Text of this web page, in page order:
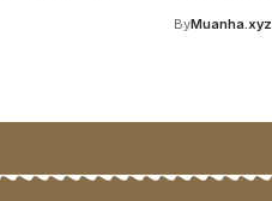
ByMuanha.xyz